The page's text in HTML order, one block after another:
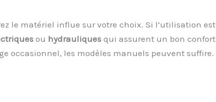
le matériel influe sur votre choix. Si l’utilisation est
ou hydrauliquesqui assurent un bon confort
occasionnel, les modèles manuels peuvent suffire.